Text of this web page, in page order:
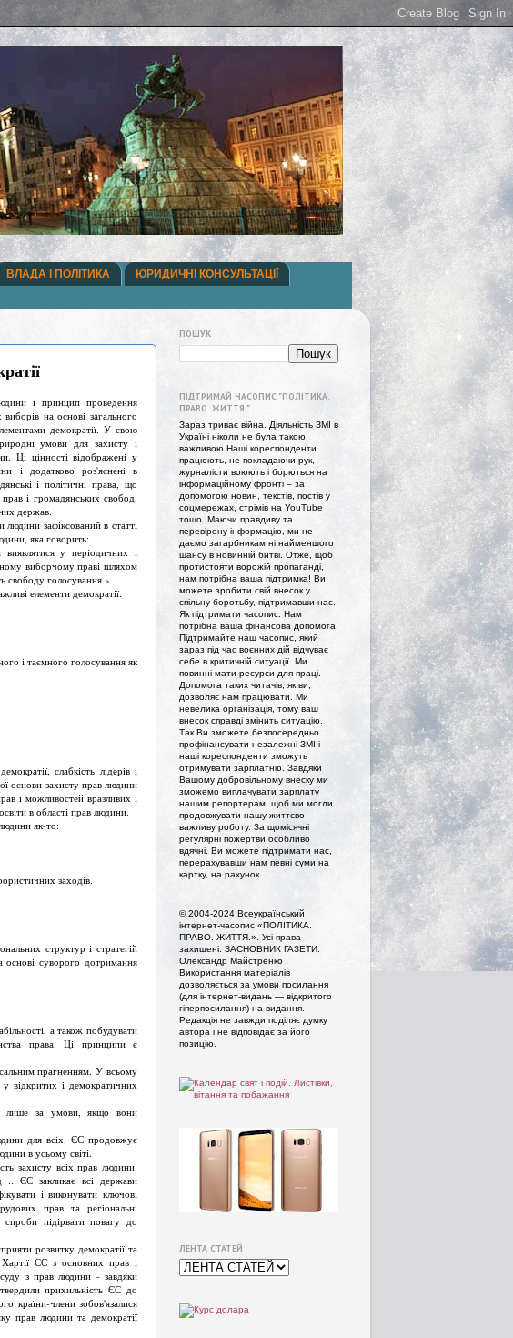
ВЛАДА І ПОЛІТИКА
ЮРИДИЧНІ КОНСУЛЬТАЦІЇ
і принцип проведення
на основі загального
демократії. У свою
умови для захисту і
Ці цінності відображені у
і додатково роз'яснені в
і політичні права, що
і громадянських свобод,
держав.
зафіксований в статті
яка говорить:
у періодичних і
виборчому праві шляхом
свободу голосування ».
елементи демократії:
і таємного голосування як
слабкість лідерів і
основи захисту прав людини
і можливостей вразливих і
в області прав людини.
як-то:
заходів.
структур і стратегій
основі суворого дотримання
а також побудувати
права. Ці принципи є
прагненням. У всьому
відкритих і демократичних
лише за умови, якщо вони
для всіх. ЄС продовжує
в усьому світі.
захисту всіх прав людини:
.. ЄС закликає всі держави
і виконувати ключові
прав та регіональні
підірвати повагу до
розвитку демократії та
ЄС з основних прав і
з прав людини - завдяки
прихильність ЄС до
країни-члени зобов'язалися
прав людини та демократії
ПОШУК
ПІДТРИМАЙ ЧАСОПИС "ПОЛІТИКА.
ПРАВО. ЖИТТЯ."
Зараз триває війна. Діяльність ЗМІ в
Україні ніколи не була такою
важливою Наші кореспонденти
працюють, не покладаючи рук,
журналісти воюють і борються на
інформаційному фронті – за
допомогою новин, текстів, постів у
соцмережах, стрімів на YouTube
тощо. Маючи правдиву та
перевірену інформацію, ми не
даємо загарбникам ні найменшого
шансу в новинній битві. Отже, щоб
протистояти ворожій пропаганді,
нам потрібна ваша підтримка! Ви
можете зробити свій внесок у
спільну боротьбу, підтримавши нас.
Як підтримати часопис. Нам
потрібна ваша фінансова допомога.
Підтримайте наш часопис, який
зараз під час воєнних дій відчуває
себе в критичній ситуації. Ми
повинні мати ресурси для праці.
Допомога таких читачів, як ви,
дозволяє нам працювати. Ми
невелика організація, тому ваш
внесок справді змінить ситуацію.
Так Ви зможете безпосередньо
профінансувати незалежні ЗМІ і
наші кореспонденти зможуть
отримувати зарплатню. Завдяки
Вашому добровільному внеску ми
зможемо виплачувати зарплату
нашим репортерам, щоб ми могли
продовжувати нашу життєво
важливу роботу. За щомісячні
регулярні пожертви особливо
вдячні. Ви можете підтримати нас,
перерахувавши нам певні суми на
картку, на рахунок.
© 2004-2024 Всеукраїнський
інтернет-часопис «ПОЛІТИКА.
ПРАВО. ЖИТТЯ.». Усi права
захищенi. ЗАСНОВНИК ГАЗЕТИ:
Олександр Майстренко
Використання матеріалів
дозволяється за умови посилання
(для інтернет-видань — відкритого
гіперпосилання) на видання.
Редакція не завжди поділяє думку
автора і не відповідає за його
позицію.
ЛЕНТА СТАТЕЙ